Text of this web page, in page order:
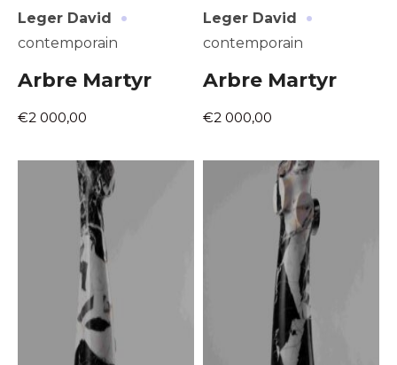
Prénom
Statut / Organisation
* Champ obligatoire
Nom
Prénom
Statut / Organisation
J'accepte les
* Champ obligatoire
Leger David ·
contemporain
Arbre Martyr
€2 000,00
Leger David ·
contemporain
Arbre Martyr
€2 000,00